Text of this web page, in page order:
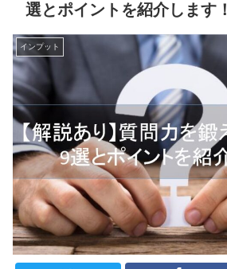
選とポイントを紹介します！
インプット